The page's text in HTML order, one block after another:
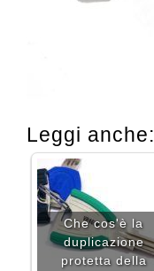
Leggi anche:
Che cos'è la
duplicazione
protetta della